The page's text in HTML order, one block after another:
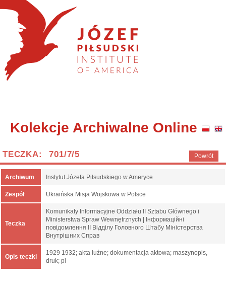
Kolekcje Archiwalne Online
Powrót
TECZKA: 701/7/5
Archiwum Instytut Józefa Piłsudskiego w Ameryce
Zespół Ukraińska Misja Wojskowa w Polsce
Teczka
Komunikaty Informacyjne Oddziału II Sztabu Głównego i
Ministerstwa Spraw Wewnętrznych | Інформаційні
повідомлення ІІ Відділу Головного Штабу Міністерства
Внутрішних Справ
Opis teczki
1929 1932; akta luźne; dokumentacja aktowa; maszynopis,
druk; pl